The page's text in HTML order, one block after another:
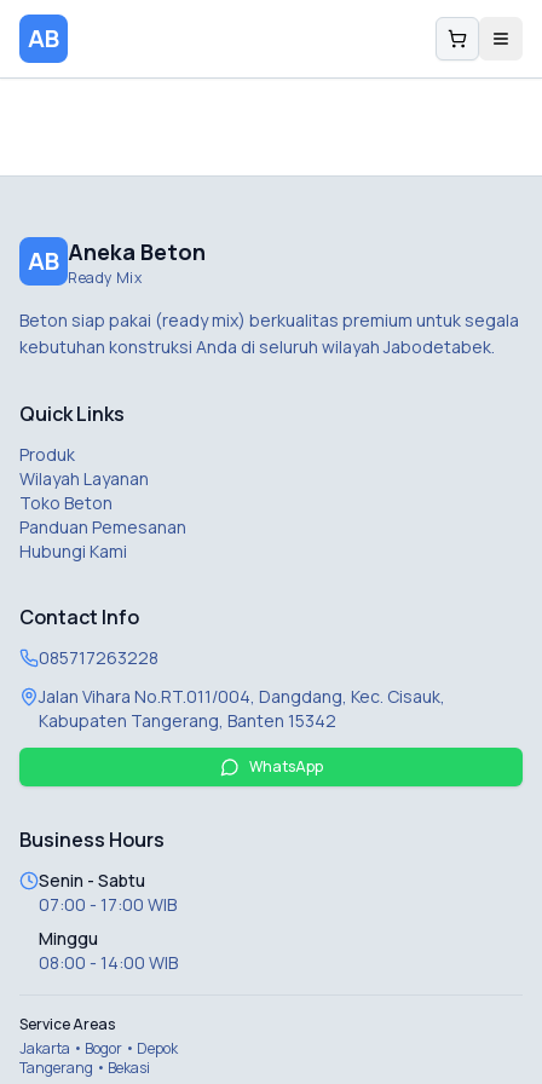
AB
AB Aneka Beton
Ready Mix
Beton siap pakai (ready mix) berkualitas premium untuk segala
kebutuhan konstruksi Anda di seluruh wilayah Jabodetabek.
Quick Links
Produk
Wilayah Layanan
Toko Beton
Panduan Pemesanan
Hubungi Kami
Contact Info
085717263228
Jalan Vihara No.RT.011/004, Dangdang, Kec. Cisauk,
Kabupaten Tangerang, Banten 15342
WhatsApp
Business Hours
Senin - Sabtu
07:00 - 17:00 WIB
Minggu
08:00 - 14:00 WIB
Service Areas
Jakarta • Bogor • Depok
Tangerang • Bekasi